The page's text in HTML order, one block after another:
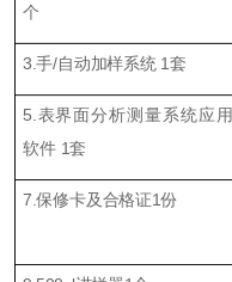
个
3.手/自动加样系统 1套
5.表界面分析测量系统应用
软件 1套
7.保修卡及合格证1份